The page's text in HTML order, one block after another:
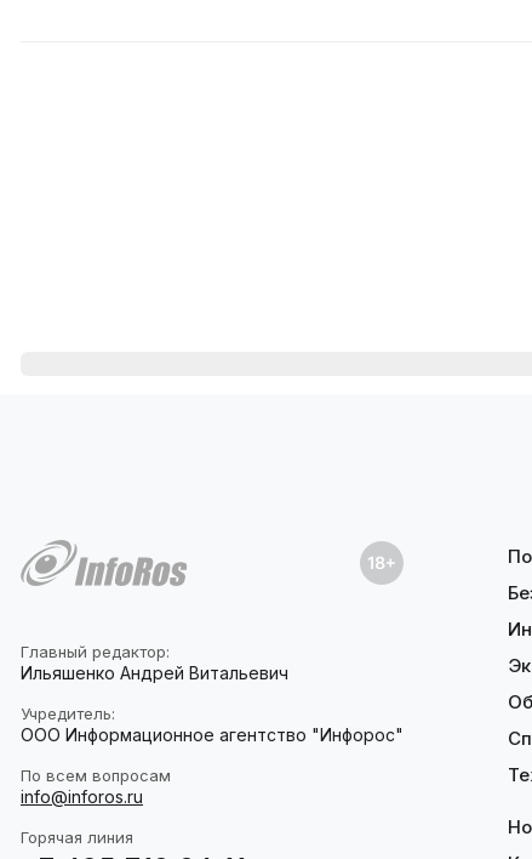
Главный редактор:
Ильяшенко Андрей Витальевич
Учредитель:
ООО Информационное агентство "Инфорос"
По всем вопросам
info@inforos.ru
Горячая линия